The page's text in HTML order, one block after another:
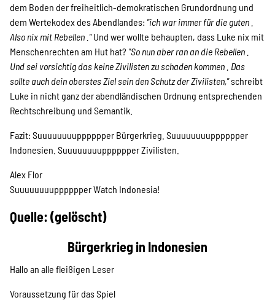
english
Indonesian
Suche
dem Boden der freiheitlich-demokratischen Grundordnung und
dem Wertekodex des Abendlandes: "ich war immer für die guten .
Also nix mit Rebellen ."Und wer wollte behaupten, dass Luke nix mit
Menschenrechten am Hut hat? "So nun aber ran an die Rebellen .
Und sei vorsichtig das keine Zivilisten zu schaden kommen . Das
sollte auch dein oberstes Ziel sein den Schutz der Zivilisten,"schreibt
Luke in nicht ganz der abendländischen Ordnung entsprechenden
Rechtschreibung und Semantik.
Fazit: Suuuuuuuupppppper Bürgerkrieg. Suuuuuuuupppppper
Indonesien. Suuuuuuuupppppper Zivilisten.
Alex Flor
Suuuuuuuupppppper Watch Indonesia!
Quelle: (gelöscht)
Bürgerkrieg in Indonesien
Hallo an alle fleißigen Leser
Voraussetzung für das Spiel